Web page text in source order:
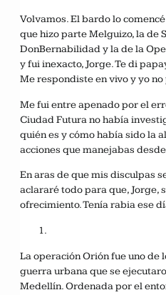
Volvamos. El bardo lo
que hizo parte Melguizo, la de
DonBernabilidad y la de la
y fui inexacto, Jorge. Te di
Me respondiste en vivo y yo
Me fui entre apenado por el
Ciudad Futura no había
quién es y cómo había sido la
acciones que manejabas
En aras de que mis disculpas
aclararé todo para que, Jorge,
ofrecimiento. Tenía rabia ese
La operación Orión fue uno
guerra urbana que se
Medellín. Ordenada por el